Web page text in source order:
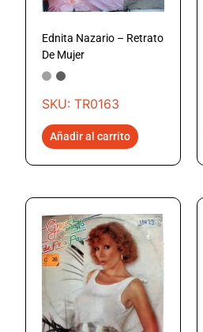
Ednita Nazario – Retrato
De Mujer
SKU: TR0163
Añadir al carrito